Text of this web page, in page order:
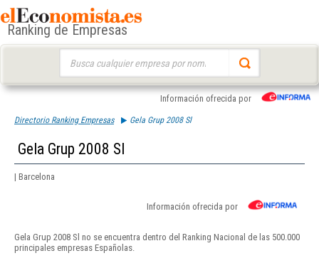
Ranking de Empresas
Información ofrecida por
Directorio Ranking Empresas Gela Grup 2008 Sl
Gela Grup 2008 Sl
| Barcelona
Información ofrecida por
Gela Grup 2008 Sl no se encuentra dentro del Ranking Nacional de las 500.000
principales empresas Españolas.